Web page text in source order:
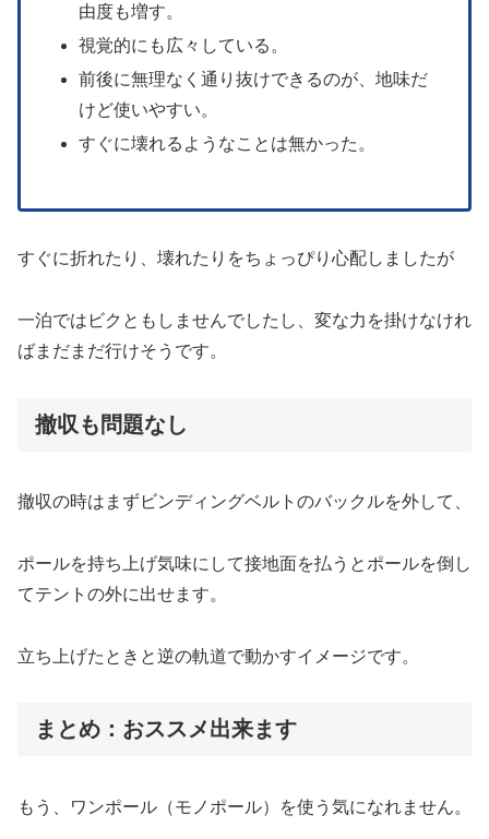
由度も増す。
視覚的にも広々している。
前後に無理なく通り抜けできるのが、地味だ
けど使いやすい。
すぐに壊れるようなことは無かった。
すぐに折れたり、壊れたりをちょっぴり心配しましたが
一泊ではビクともしませんでしたし、変な力を掛けなけれ
ばまだまだ行けそうです。
撤収も問題なし
撤収の時はまずビンディングベルトのバックルを外して、
ポールを持ち上げ気味にして接地面を払うとポールを倒し
てテントの外に出せます。
立ち上げたときと逆の軌道で動かすイメージです。
まとめ：おススメ出来ます
もう、ワンポール（モノポール）を使う気になれません。